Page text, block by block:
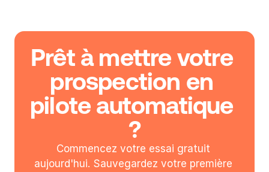
Prêt à mettre votre
prospection en
pilote automatique
?
Commencez votre essai gratuit
aujourd'hui. Sauvegardez votre première